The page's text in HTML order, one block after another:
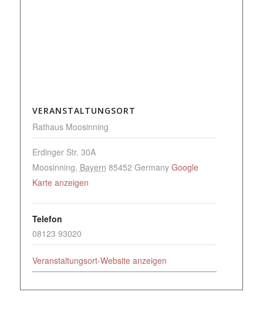
VERANSTALTUNGSORT
Rathaus Moosinning
Erdinger Str. 30A
Moosinning, Bayern 85452 Germany Google
Karte anzeigen
Telefon
08123 93020
Veranstaltungsort-Website anzeigen